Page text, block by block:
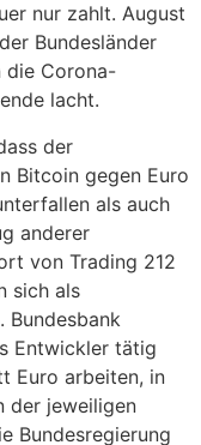
nur zahlt. August
Bundesländer
die Corona-
lacht.
der
Bitcoin gegen Euro
als auch
anderer
von Trading 212
sich als
Bundesbank
Entwickler tätig
Euro arbeiten, in
der jeweiligen
Bundesregierung